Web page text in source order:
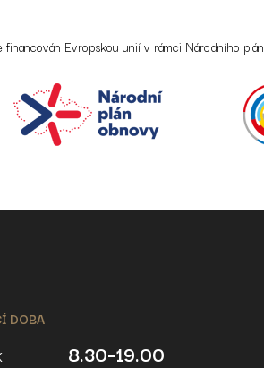
Evropskou unií v rámci Národního
DOBA
8.30–19.00